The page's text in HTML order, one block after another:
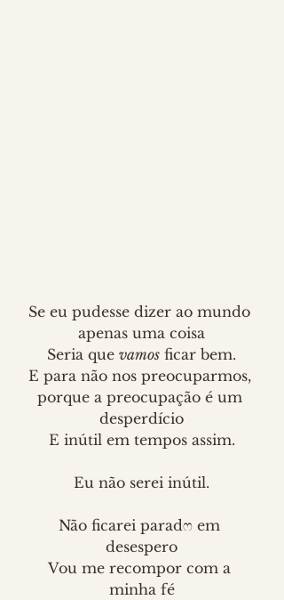
Se eu pudesse dizer ao mundo
apenas uma coisa
Seria que vamos ficar bem.
E para não nos preocuparmos,
porque a preocupação é um
desperdício
E inútil em tempos assim.
Eu não serei inútil.
Não ficarei paradෆ em
desespero
Vou me recompor com a
minha fé